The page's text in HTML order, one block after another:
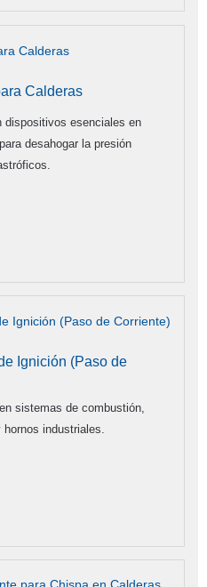
Calderas
dispositivos esenciales en
desahogar la presión
Ignición (Paso de
sistemas de combustión,
industriales.